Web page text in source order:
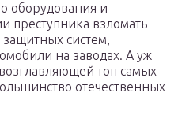
оборудования и
преступника взломать
систем,
на заводах. А уж
топ самых
отечественных